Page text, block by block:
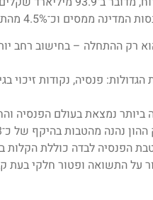
רק ההתחלה – בחישוב רחב
פנסיה, נקודות זיכוי
ביותר נמצאת בעולם הפנסיה
הפנסיה לבדה כוללת הקלות
על התשואה ופטור חלקי בעת